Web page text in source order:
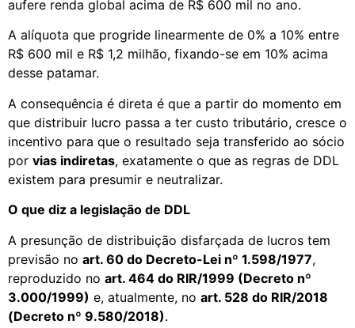
aufere renda global acima de R$ 600 mil no ano.
A alíquota que progride linearmente de 0% a 10% entre
R$ 600 mil e R$ 1,2 milhão, fixando-se em 10% acima
desse patamar.
A consequência é direta é que a partir do momento em
que distribuir lucro passa a ter custo tributário, cresce o
incentivo para que o resultado seja transferido ao sócio
por vias indiretas, exatamente o que as regras de DDL
existem para presumir e neutralizar.
O que diz a legislação de DDL
A presunção de distribuição disfarçada de lucros tem
previsão no art. 60 do Decreto-Lei nº 1.598/1977,
reproduzido no art. 464 do RIR/1999 (Decreto nº
3.000/1999) e, atualmente, no art. 528 do RIR/2018
(Decreto nº 9.580/2018).